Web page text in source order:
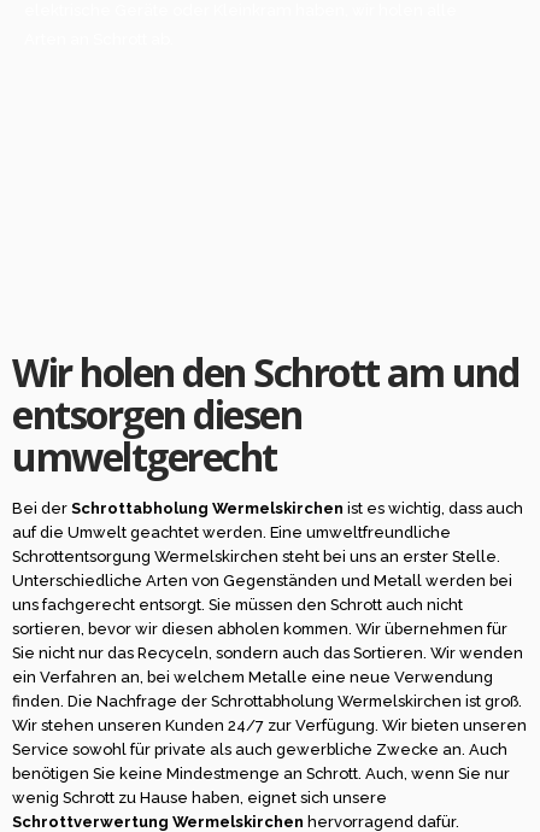
Wir holen den Schrott am und
entsorgen diesen
umweltgerecht
Bei der Schrottabholung Wermelskirchen ist es wichtig, dass auch
auf die Umwelt geachtet werden. Eine umweltfreundliche
Schrottentsorgung Wermelskirchen steht bei uns an erster Stelle.
Unterschiedliche Arten von Gegenständen und Metall werden bei
uns fachgerecht entsorgt. Sie müssen den Schrott auch nicht
sortieren, bevor wir diesen abholen kommen. Wir übernehmen für
Sie nicht nur das Recyceln, sondern auch das Sortieren. Wir wenden
ein Verfahren an, bei welchem Metalle eine neue Verwendung
finden. Die Nachfrage der Schrottabholung Wermelskirchen ist groß.
Wir stehen unseren Kunden 24/7 zur Verfügung. Wir bieten unseren
Service sowohl für private als auch gewerbliche Zwecke an. Auch
benötigen Sie keine Mindestmenge an Schrott. Auch, wenn Sie nur
wenig Schrott zu Hause haben, eignet sich unsere
Schrottverwertung Wermelskirchen hervorragend dafür.